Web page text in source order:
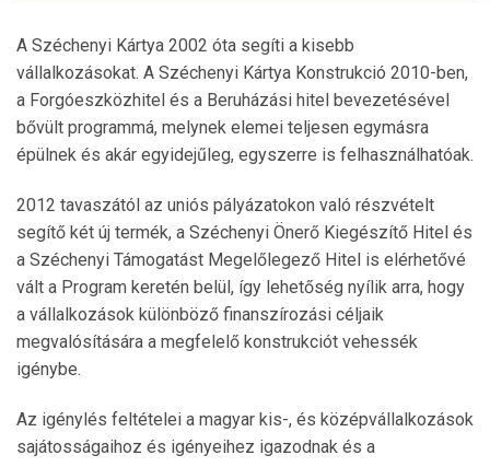
A Széchenyi Kártya 2002 óta segíti a kisebb
vállalkozásokat. A Széchenyi Kártya Konstrukció 2010-ben,
a Forgóeszközhitel és a Beruházási hitel bevezetésével
bővült programmá, melynek elemei teljesen egymásra
épülnek és akár egyidejűleg, egyszerre is felhasználhatóak.
2012 tavaszától az uniós pályázatokon való részvételt
segítő két új termék, a Széchenyi Önerő Kiegészítő Hitel és
a Széchenyi Támogatást Megelőlegező Hitel is elérhetővé
vált a Program keretén belül, így lehetőség nyílik arra, hogy
a vállalkozások különböző finanszírozási céljaik
megvalósítására a megfelelő konstrukciót vehessék
igénybe.
Az igénylés feltételei a magyar kis-, és középvállalkozások
sajátosságaihoz és igényeihez igazodnak és a